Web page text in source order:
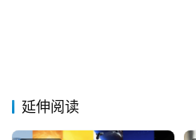
延伸阅读